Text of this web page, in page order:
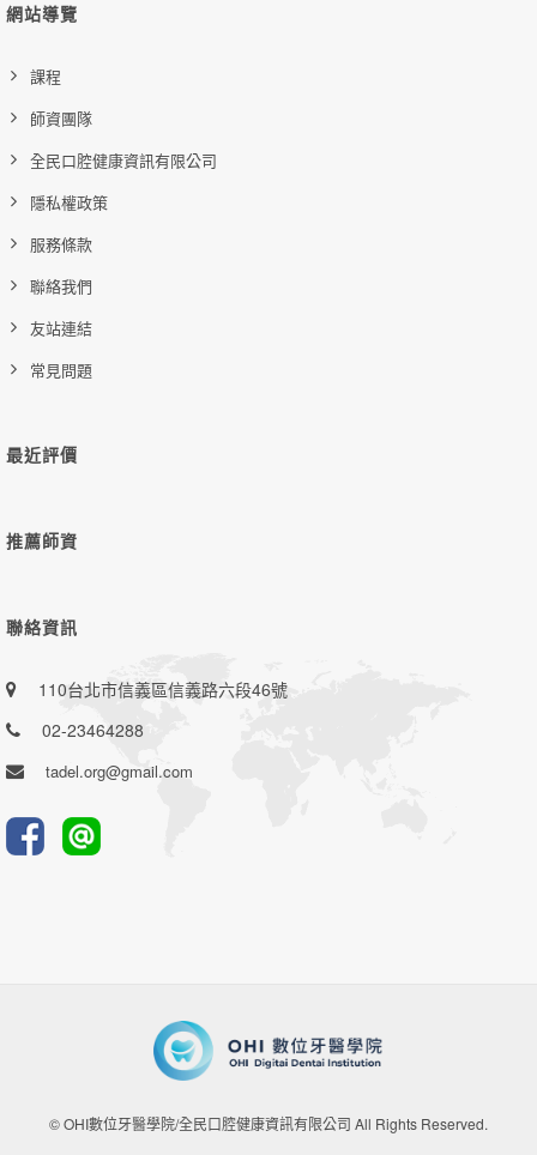
網站導覽
課程
師資團隊
全民口腔健康資訊有限公司
隱私權政策
服務條款
聯絡我們
友站連結
常見問題
最近評價
推薦師資
聯絡資訊
110台北市信義區信義路六段46號
02-23464288
tadel.org@gmail.com
© OHI數位牙醫學院/全民口腔健康資訊有限公司 All Rights Reserved.